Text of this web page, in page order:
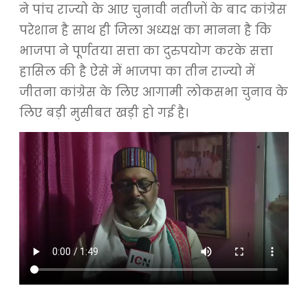
ने पांच राज्यो के आए चुनावी नतीजों के बाद कांग्रेस
परेशान है साथ ही जिला अध्यक्ष का मानना है कि
भाजपा ने पूर्णतया सत्ता का दुरुपयोग करके सत्ता
हासिल की है ऐसे में भाजपा का तीन राज्यो में
जीतना कांग्रेस के लिए आगामी लोकसभा चुनाव के
लिए बड़ी मुसीबत खड़ी हो गई है।